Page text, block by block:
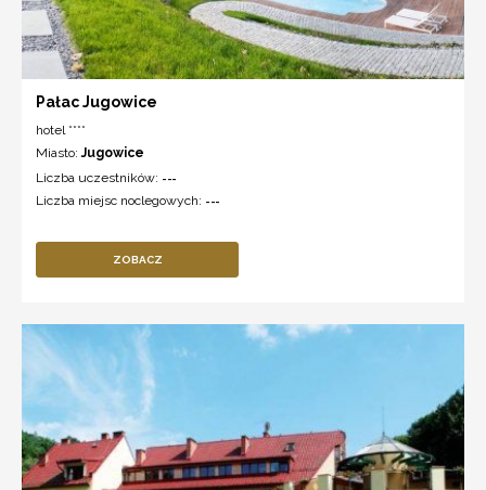
Pałac Jugowice
hotel ****
Miasto:Jugowice
Liczba uczestników: ---
Liczba miejsc noclegowych: ---
ZOBACZ